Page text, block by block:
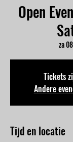
Open
za
Tickets
Andere
Tijd en locatie